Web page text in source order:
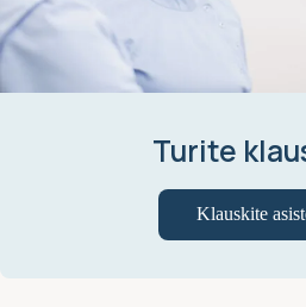
Turite
Klauskite